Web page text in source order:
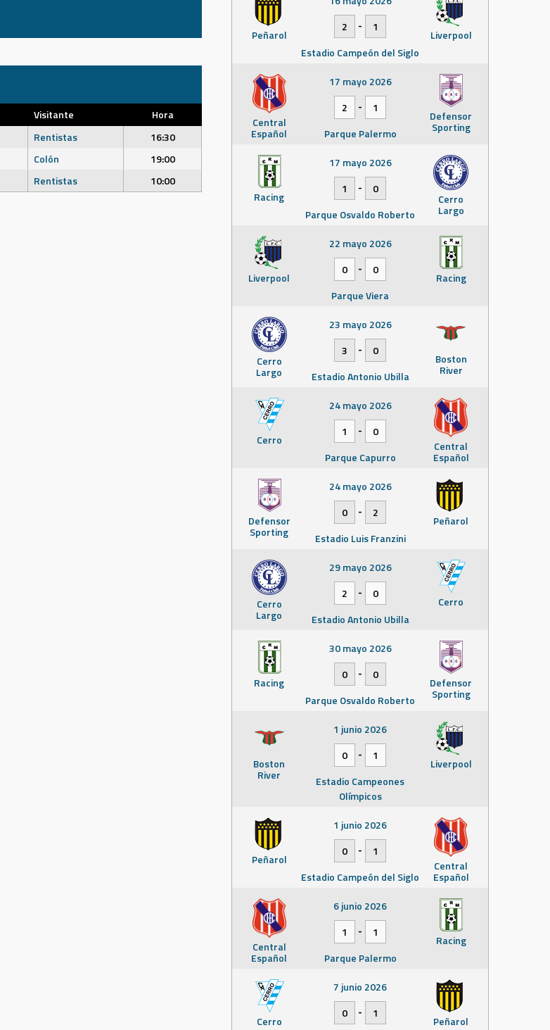
Visitante
Hora
Rentistas
16:30
Colón
19:00
Rentistas 10:00
Peñarol Liverpool
2
-
1
Estadio Campeón del Siglo
Central
Español
Defensor
Sporting
17 mayo 2026
2
-
1
Parque Palermo
Racing Cerro
Largo
17 mayo 2026
1
-
0
Parque Osvaldo Roberto
Liverpool Racing
22 mayo 2026
0
-
0
Parque Viera
Cerro
Largo
Boston
River
23 mayo 2026
3
-
0
Estadio Antonio Ubilla
Cerro Central
Español
24 mayo 2026
1
-
0
Parque Capurro
Defensor
Sporting
Peñarol
24 mayo 2026
0
-
2
Estadio Luis Franzini
Cerro
Largo
Cerro
29 mayo 2026
2
-
0
Estadio Antonio Ubilla
Racing Defensor
Sporting
30 mayo 2026
0
-
0
Parque Osvaldo Roberto
Boston
River
Liverpool
1 junio 2026
0
-
1
Estadio Campeones
Olímpicos
Peñarol Central
Español
1 junio 2026
0
-
1
Estadio Campeón del Siglo
Central
Español
Racing
6 junio 2026
1
-
1
Parque Palermo
Cerro Peñarol
7 junio 2026
0
-
1